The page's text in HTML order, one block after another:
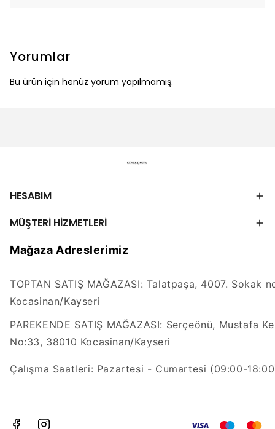
Yorumlar
Bu ürün için henüz yorum yapılmamış.
HESABIM
MÜŞTERİ HİZMETLERİ
Mağaza Adreslerimiz
TOPTAN SATIŞ MAĞAZASI: Talatpaşa, 4007. Sokak
Kocasinan/Kayseri
PAREKENDE SATIŞ MAĞAZASI: Serçeönü, Mustafa
No:33, 38010 Kocasinan/Kayseri
Çalışma Saatleri: Pazartesi - Cumartesi (09:00-